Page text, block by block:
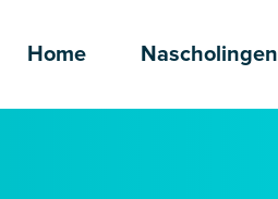
Home Nascholingen